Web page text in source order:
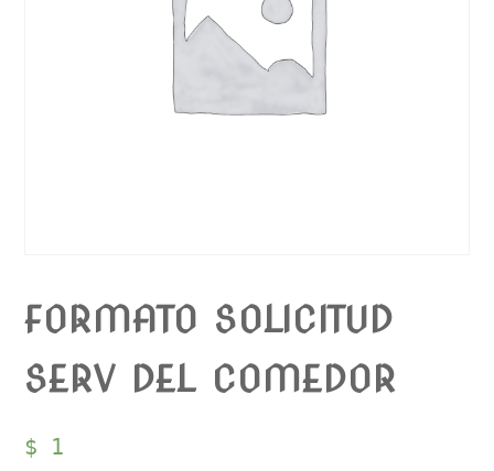
FORMATO SOLICITUD
SERV DEL COMEDOR
$ 1